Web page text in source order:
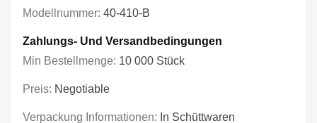
Modellnummer: 40-410-B
Zahlungs- Und Versandbedingungen
Min Bestellmenge: 10 000 Stück
Preis: Negotiable
Verpackung Informationen: In Schüttwaren